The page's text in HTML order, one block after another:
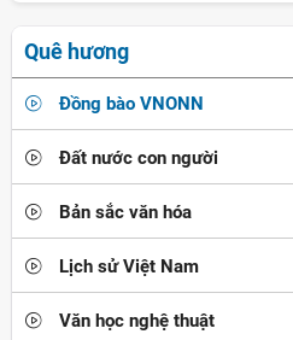
Quê hương
Đồng bào VNONN
Đất nước con người
Bản sắc văn hóa
Lịch sử Việt Nam
Văn học nghệ thuật